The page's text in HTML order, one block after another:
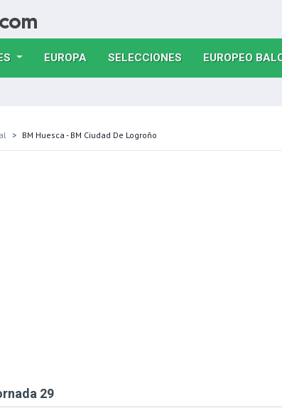
EUROPA(CURRENT)
SELECCIONES(CURRENT)
EUROPEO
BM Huesca - BM Ciudad De Logroño
29